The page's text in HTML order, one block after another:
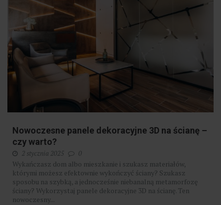
Nowoczesne panele dekoracyjne 3D na ścianę –
czy warto?
2 stycznia 2025 0
Wykańczasz dom albo mieszkanie i szukasz materiałów,
którymi możesz efektownie wykończyć ściany? Szukasz
sposobu na szybką, a jednocześnie niebanalną metamorfozę
ściany? Wykorzystaj panele dekoracyjne 3D na ścianę. Ten
nowoczesny...